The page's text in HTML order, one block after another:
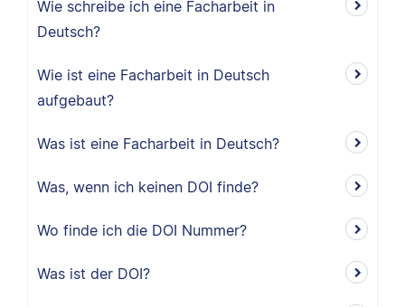
Wie schreibe ich eine Facharbeit in
Deutsch?
Wie ist eine Facharbeit in Deutsch
aufgebaut?
Was ist eine Facharbeit in Deutsch?
Was, wenn ich keinen DOI finde?
Wo finde ich die DOI Nummer?
Was ist der DOI?